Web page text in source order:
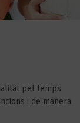
pel temps
i de manera